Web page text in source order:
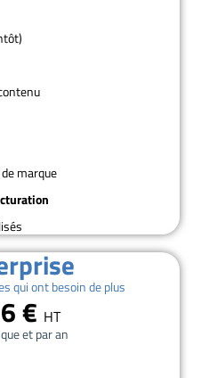
marque
qui ont besoin de plus
€ HT
et par an